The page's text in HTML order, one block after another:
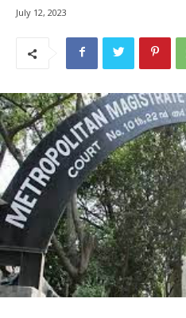
July 12, 2023